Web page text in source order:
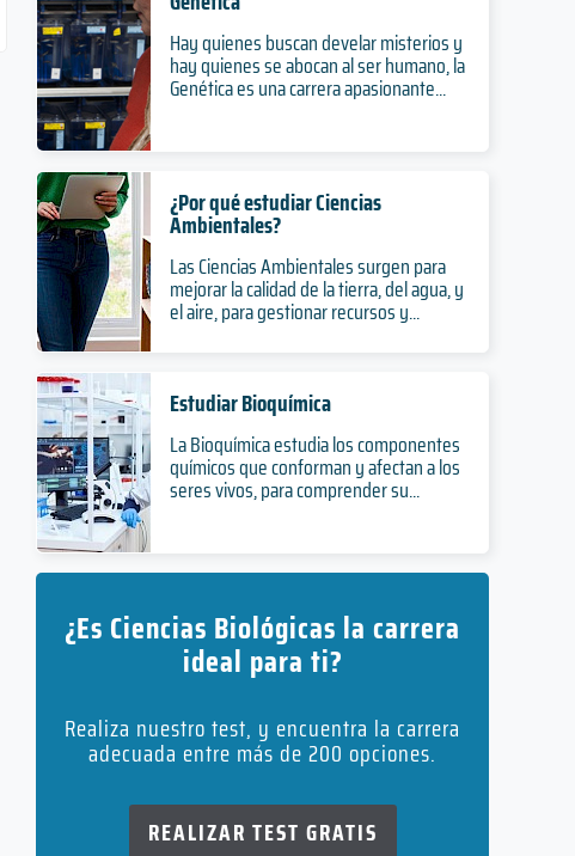
Hay quienes buscan develar misterios y
hay quienes se abocan al ser humano, la
Genética es una carrera apasionante...
¿Por qué estudiar Ciencias
Ambientales?
Las Ciencias Ambientales surgen para
mejorar la calidad de la tierra, del agua, y
el aire, para gestionar recursos y...
Estudiar Bioquímica
La Bioquímica estudia los componentes
químicos que conforman y afectan a los
seres vivos, para comprender su...
¿Es Ciencias Biológicas la carrera
ideal para ti?
Realiza nuestro test, y encuentra la carrera
adecuada entre más de 200 opciones.
REALIZAR TEST GRATIS